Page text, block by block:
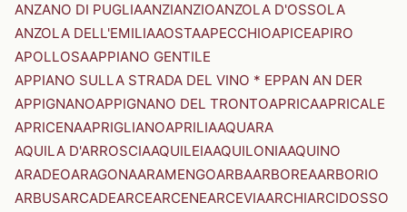
ANZANO DI PUGLIAANZIANZIOANZOLA D'OSSOLA
ANZOLA DELL'EMILIAAOSTAAPECCHIOAPICEAPIRO
APOLLOSAAPPIANO GENTILE
APPIANO SULLA STRADA DEL VINO * EPPAN AN DER
APPIGNANOAPPIGNANO DEL TRONTOAPRICAAPRICALE
APRICENAAPRIGLIANOAPRILIAAQUARA
AQUILA D'ARROSCIAAQUILEIAAQUILONIAAQUINO
ARADEOARAGONAARAMENGOARBAARBOREAARBORIO
ARBUSARCADEARCEARCENEARCEVIAARCHIARCIDOSSO